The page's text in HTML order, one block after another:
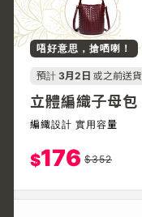
唔好意思，搶哂喇！
預計 3月2日 或之前送貨
立體編織子母包
編織設計 實用容量
$176 $352